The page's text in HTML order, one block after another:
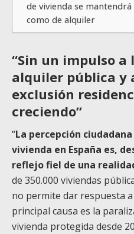
de vivienda se
como de alquiler
“Sin un impulso a
alquiler pública y
exclusión
creciendo”
“La percepción
vivienda en España es,
reflejo fiel de una
de 350.000 viviendas
no permite dar respuesta a
principal causa es la
vivienda protegida desde